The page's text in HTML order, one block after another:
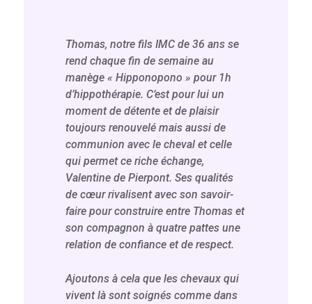
Thomas, notre fils IMC de 36 ans se
rend chaque fin de semaine au
manège « Hipponopono » pour 1h
d’hippothérapie. C’est pour lui un
moment de détente et de plaisir
toujours renouvelé mais aussi de
communion avec le cheval et celle
qui permet ce riche échange,
Valentine de Pierpont. Ses qualités
de cœur rivalisent avec son savoir-
faire pour construire entre Thomas et
son compagnon à quatre pattes une
relation de confiance et de respect.
Ajoutons à cela que les chevaux qui
vivent là sont soignés comme dans